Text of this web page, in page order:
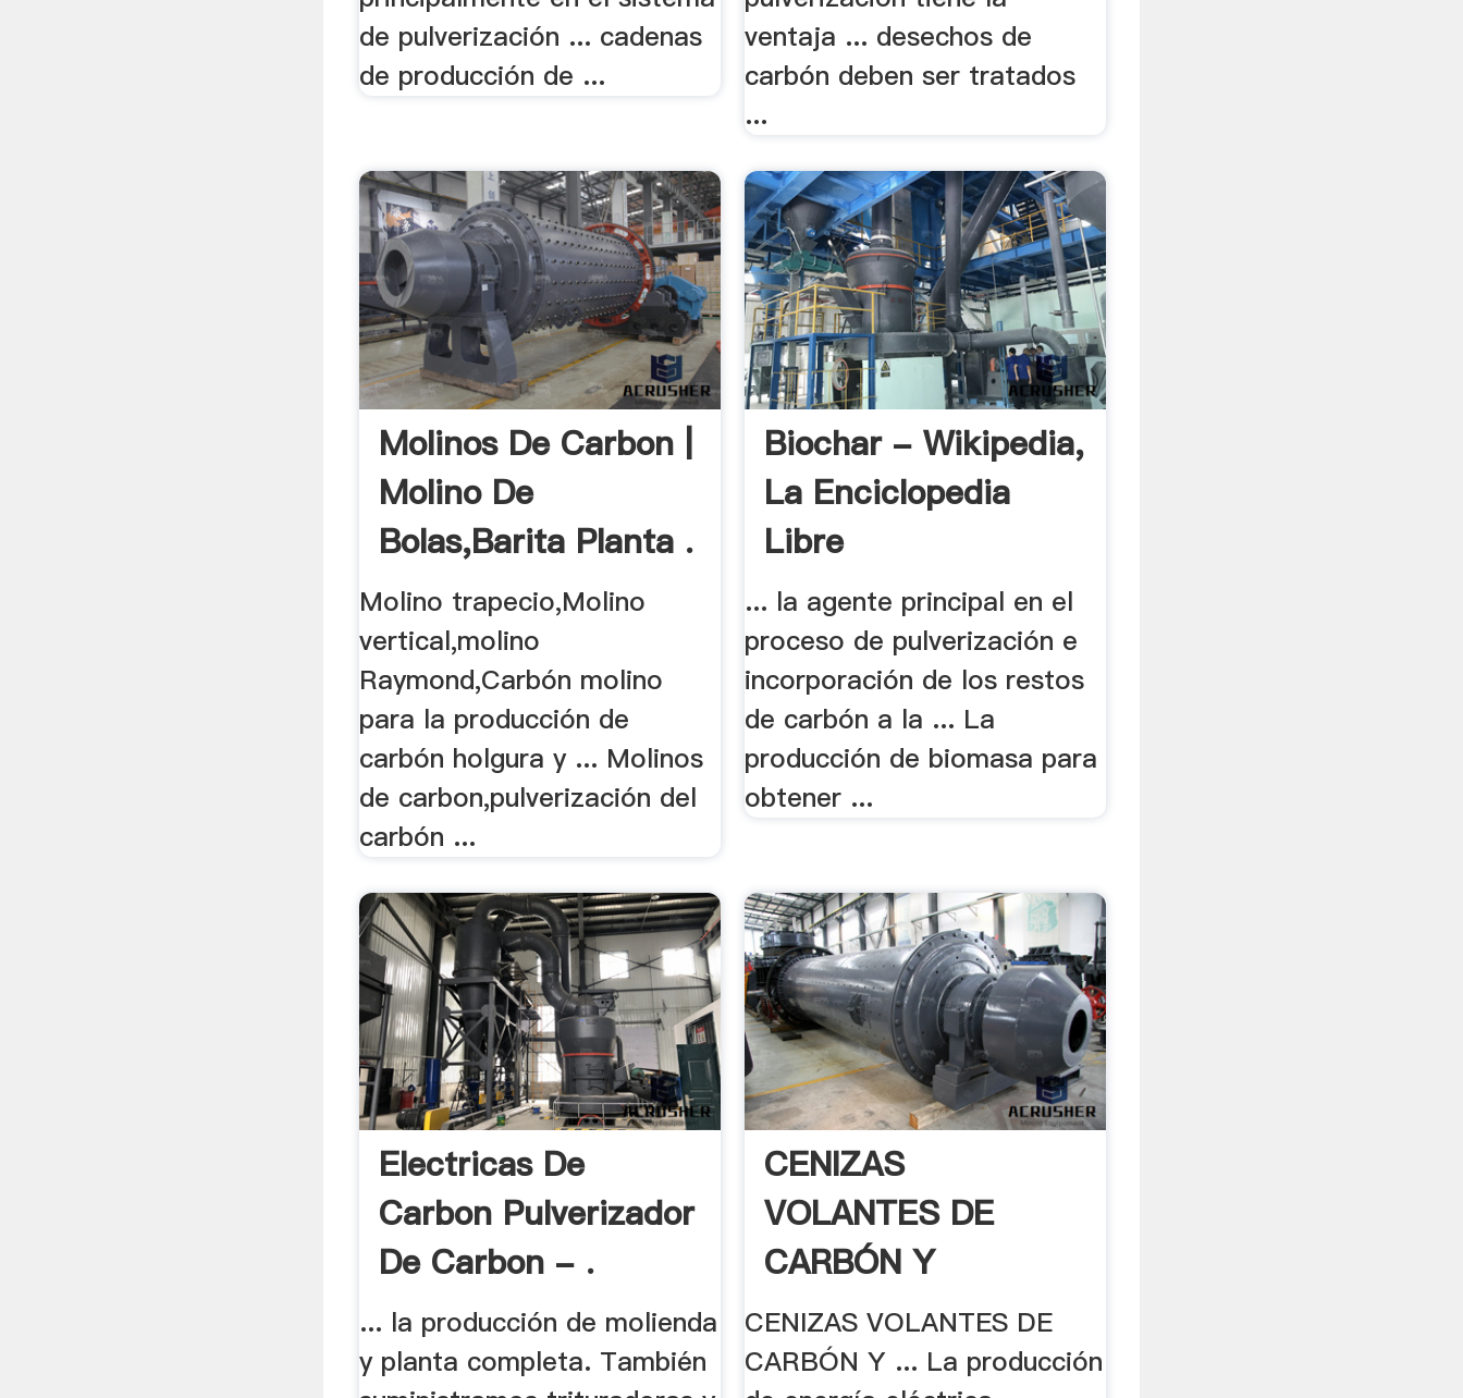
de pulverización ... cadenas
de producción de ...
ventaja ... desechos de
carbón deben ser tratados
...
Molinos De Carbon |
Molino De
Bolas,Barita Planta .
Molino trapecio,Molino
vertical,molino
Raymond,Carbón molino
para la producción de
carbón holgura y ... Molinos
de carbon,pulverización del
carbón ...
Biochar - Wikipedia,
La Enciclopedia
Libre
... la agente principal en el
proceso de pulverización e
incorporación de los restos
de carbón a la ... La
producción de biomasa para
obtener ...
Electricas De
Carbon Pulverizador
De Carbon - .
... la producción de molienda
y planta completa. También
CENIZAS
VOLANTES DE
CARBÓN Y
CENIZAS DE .
CENIZAS VOLANTES DE
CARBÓN Y ... La producción